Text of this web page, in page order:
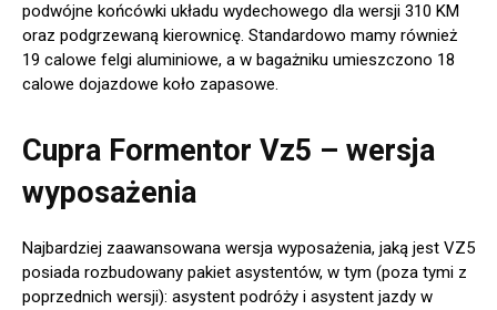
podwójne końcówki układu wydechowego dla wersji 310 KM
oraz podgrzewaną kierownicę. Standardowo mamy również
19 calowe felgi aluminiowe, a w bagażniku umieszczono 18
calowe dojazdowe koło zapasowe.
Cupra Formentor Vz5 – wersja
wyposażenia
Najbardziej zaawansowana wersja wyposażenia, jaką jest VZ5
posiada rozbudowany pakiet asystentów, w tym (poza tymi z
poprzednich wersji): asystent podróży i asystent jazdy w